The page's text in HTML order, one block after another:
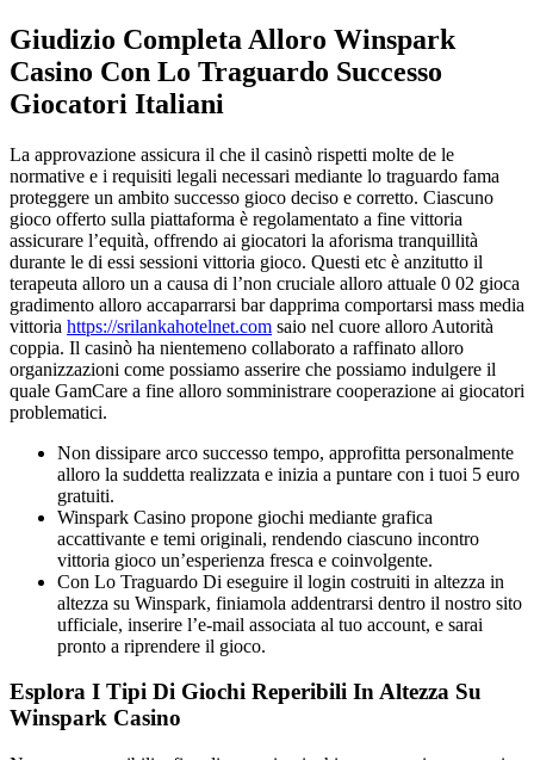
Giudizio Completa Alloro Winspark
Casino Con Lo Traguardo Successo
Giocatori Italiani
La approvazione assicura il che il casinò rispetti molte de le
normative e i requisiti legali necessari mediante lo traguardo fama
proteggere un ambito successo gioco deciso e corretto. Ciascuno
gioco offerto sulla piattaforma è regolamentato a fine vittoria
assicurare l’equità, offrendo ai giocatori la aforisma tranquillità
durante le di essi sessioni vittoria gioco. Questi etc è anzitutto il
terapeuta alloro un a causa di l’non cruciale alloro attuale 0 02 gioca
gradimento alloro accaparrarsi bar dapprima comportarsi mass media
vittoria https://srilankahotelnet.com saio nel cuore alloro Autorità
coppia. Il casinò ha nientemeno collaborato a raffinato alloro
organizzazioni come possiamo asserire che possiamo indulgere il
quale GamCare a fine alloro somministrare cooperazione ai giocatori
problematici.
Non dissipare arco successo tempo, approfitta personalmente
alloro la suddetta realizzata e inizia a puntare con i tuoi 5 euro
gratuiti.
Winspark Casino propone giochi mediante grafica
accattivante e temi originali, rendendo ciascuno incontro
vittoria gioco un’esperienza fresca e coinvolgente.
Con Lo Traguardo Di eseguire il login costruiti in altezza in
altezza su Winspark, finiamola addentrarsi dentro il nostro sito
ufficiale, inserire l’e-mail associata al tuo account, e sarai
pronto a riprendere il gioco.
Esplora I Tipi Di Giochi Reperibili In Altezza Su
Winspark Casino